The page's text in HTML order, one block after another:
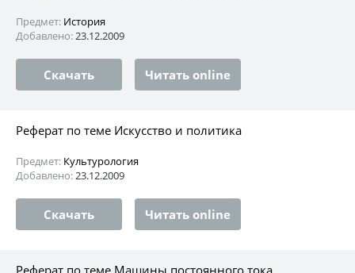
Предмет: История
Добавлено:23.12.2009
Скачать Читать online
Реферат по теме Искусство и политика
Предмет: Культурология
Добавлено:23.12.2009
Скачать Читать online
Реферат по теме Машины постоянного тока